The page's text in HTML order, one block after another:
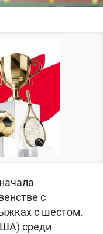
с
с шестом.
среди